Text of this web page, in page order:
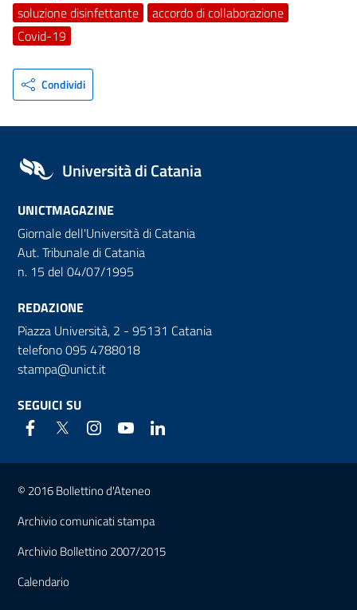
soluzione disinfettante
accordo di collaborazione
Covid-19
Condividi
Università di Catania
UNICTMAGAZINE
Giornale dell'Università di Catania
Aut. Tribunale di Catania
n. 15 del 04/07/1995
REDAZIONE
Piazza Università, 2 - 95131 Catania
telefono 095 4788018
stampa@unict.it
SEGUICI SU
Link e informazioni utili
© 2016 Bollettino d'Ateneo
Archivio comunicati stampa
Archivio Bollettino 2007/2015
Calendario